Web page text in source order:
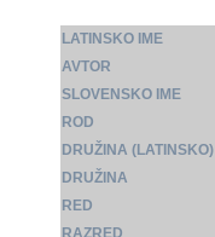
LATINSKO IME
AVTOR
SLOVENSKO IME
ROD
DRUŽINA (LATINSKO)
DRUŽINA
RED
RAZRED